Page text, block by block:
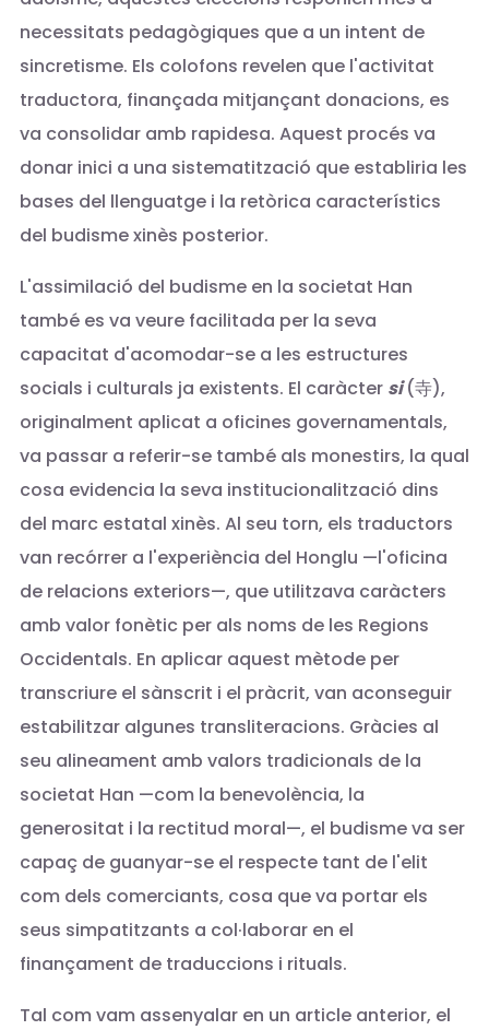
necessitats pedagògiques que a un intent de
sincretisme. Els colofons revelen que l'activitat
traductora, finançada mitjançant donacions, es
va consolidar amb rapidesa. Aquest procés va
donar inici a una sistematització que establiria les
bases del llenguatge i la retòrica característics
del budisme xinès posterior.
L'assimilació del budisme en la societat Han
també es va veure facilitada per la seva
capacitat d'acomodar-se a les estructures
socials i culturals ja existents. El caràcter si(寺),
originalment aplicat a oficines governamentals,
va passar a referir-se també als monestirs, la qual
cosa evidencia la seva institucionalització dins
del marc estatal xinès. Al seu torn, els traductors
van recórrer a l'experiència del Honglu —l'oficina
de relacions exteriors—, que utilitzava caràcters
amb valor fonètic per als noms de les Regions
Occidentals. En aplicar aquest mètode per
transcriure el sànscrit i el pràcrit, van aconseguir
estabilitzar algunes transliteracions. Gràcies al
seu alineament amb valors tradicionals de la
societat Han —com la benevolència, la
generositat i la rectitud moral—, el budisme va ser
capaç de guanyar-se el respecte tant de l'elit
com dels comerciants, cosa que va portar els
seus simpatitzants a col·laborar en el
finançament de traduccions i rituals.
Tal com vam assenyalar en un article anterior, el